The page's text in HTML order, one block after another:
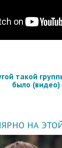
такой
было (видео)
НА